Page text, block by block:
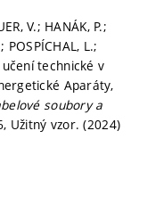
V.; HANÁK, P.;
POSPÍCHAL, L.;
učení technické v
Aparáty,
soubory a
Užitný vzor. (2024)